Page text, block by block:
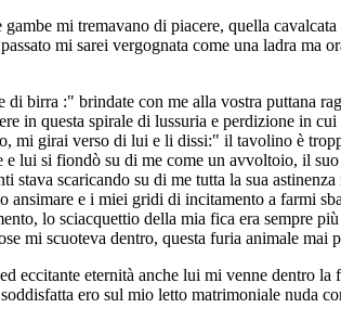
mi tremavano di piacere, quella
mi sarei vergognata come una ladra ma
birra :" brindate con me alla vostra puttana
in questa spirale di lussuria e perdizione in
mi girai verso di lui e li dissi:" il tavolino è
lui si fiondò su di me come un avvoltoio, il
stava scaricando su di me tutta la sua
e i miei gridi di incitamento a farmi
lo sciacquettio della mia fica era sempre
mi scuoteva dentro, questa furia animale mai
eccitante eternità anche lui mi venne dentro
ero sul mio letto matrimoniale nuda